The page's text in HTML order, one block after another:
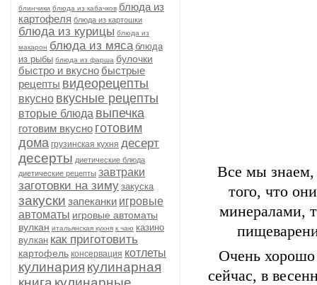
блинчики блюда из кабачков блюда из
картофеля блюда из картошки
блюда из курицы блюда из
макарон блюда из мяса блюда
из рыбы блюда из фарша булочки
быстро и вкусно быстрые
рецепты видеорецепты
вкусно вкусные рецепты
вторые блюда выпечка
готовим вкусно готовим
дома грузинская кухня десерт
десерты диетические блюда
диетические рецепты завтраки
заготовки на зиму закуска
закуски запеканки игровые
автоматы игровые автоматы
вулкан итальянская кухня к чаю казино
вулкан как приготовить
картофель консервация котлеты
кулинария кулинарная
Все мы знаем,
того, что
минералами,
Очень
сейчас, в